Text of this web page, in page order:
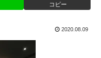
コピー
2020.08.09